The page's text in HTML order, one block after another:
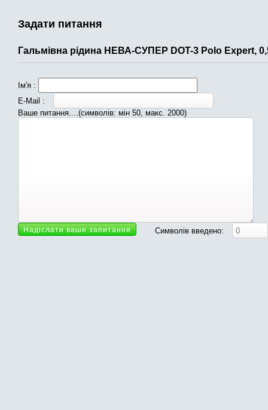
Задати питання
Гальмівна рідина НЕВА-СУПЕР DOT-3 Polo Expert,
Ім'я :
E-Mail :
Ваше питання....(символів: мін 50, макс. 2000)
Символів введено: